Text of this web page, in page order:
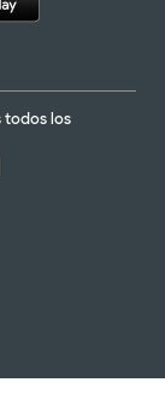
todos los